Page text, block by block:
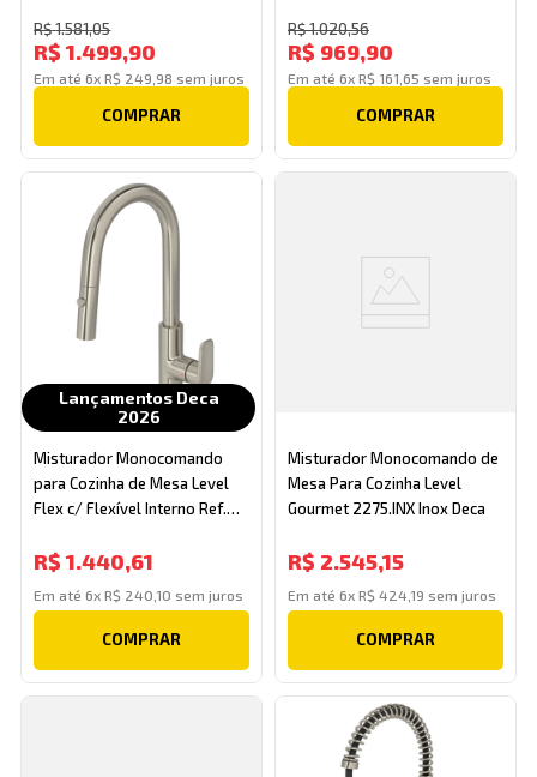
R$1.581,05
R$ 1.499,90
Em até6xR$ 249 98 sem juros
COMPRAR
R$1.020,56
R$ 969,90
Em até 6x R$ 161 65 sem juros
COMPRAR
Lançamentos Deca
2026
Misturador Monocomando
para Cozinha de Mesa Level
Flex c/ Flexível Interno Ref.
R$ 1.440,61
Em até6xR$ 240 10 sem juros
COMPRAR
Misturador Monocomando de
Mesa Para Cozinha Level
Gourmet 2275.INX Inox Deca
R$ 2.545,15
Em até 6x R$ 424 19 sem juros
COMPRAR